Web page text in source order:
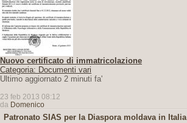
Nuovo certificato di immatricolazione
Categoria: Documenti vari
Ultimo aggiornato 2 minuti fa'
23 feb 2013 08:12
da Domenico
Patronato SIAS per la Diaspora moldava in Italia